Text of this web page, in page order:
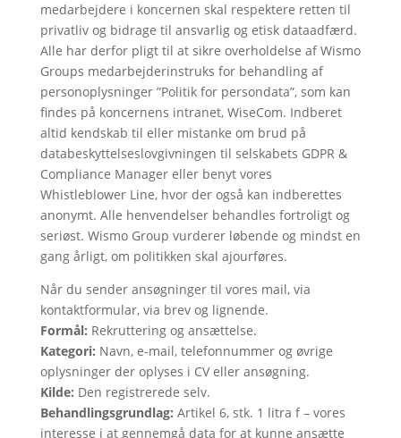
medarbejdere i koncernen skal respektere retten til
privatliv og bidrage til ansvarlig og etisk dataadfærd.
Alle har derfor pligt til at sikre overholdelse af Wismo
Groups medarbejderinstruks for behandling af
personoplysninger ”Politik for persondata”, som kan
findes på koncernens intranet, WiseCom. Indberet
altid kendskab til eller mistanke om brud på
databeskyttelseslovgivningen til selskabets GDPR &
Compliance Manager eller benyt vores
Whistleblower Line, hvor der også kan indberettes
anonymt. Alle henvendelser behandles fortroligt og
seriøst. Wismo Group vurderer løbende og mindst en
gang årligt, om politikken skal ajourføres.
Når du sender ansøgninger til vores mail, via
kontaktformular, via brev og lignende.
Formål: Rekruttering og ansættelse.
Kategori: Navn, e-mail, telefonnummer og øvrige
oplysninger der oplyses i CV eller ansøgning.
Kilde: Den registrerede selv.
Behandlingsgrundlag: Artikel 6, stk. 1 litra f – vores
interesse i at gennemgå data for at kunne ansætte